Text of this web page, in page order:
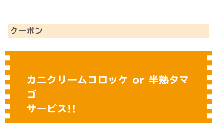
クーポン
カニクリームコロッケ or 半熟タマ
ゴ
サービス!!